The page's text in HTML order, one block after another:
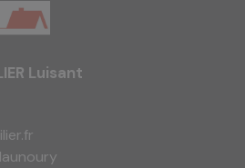
Luisant